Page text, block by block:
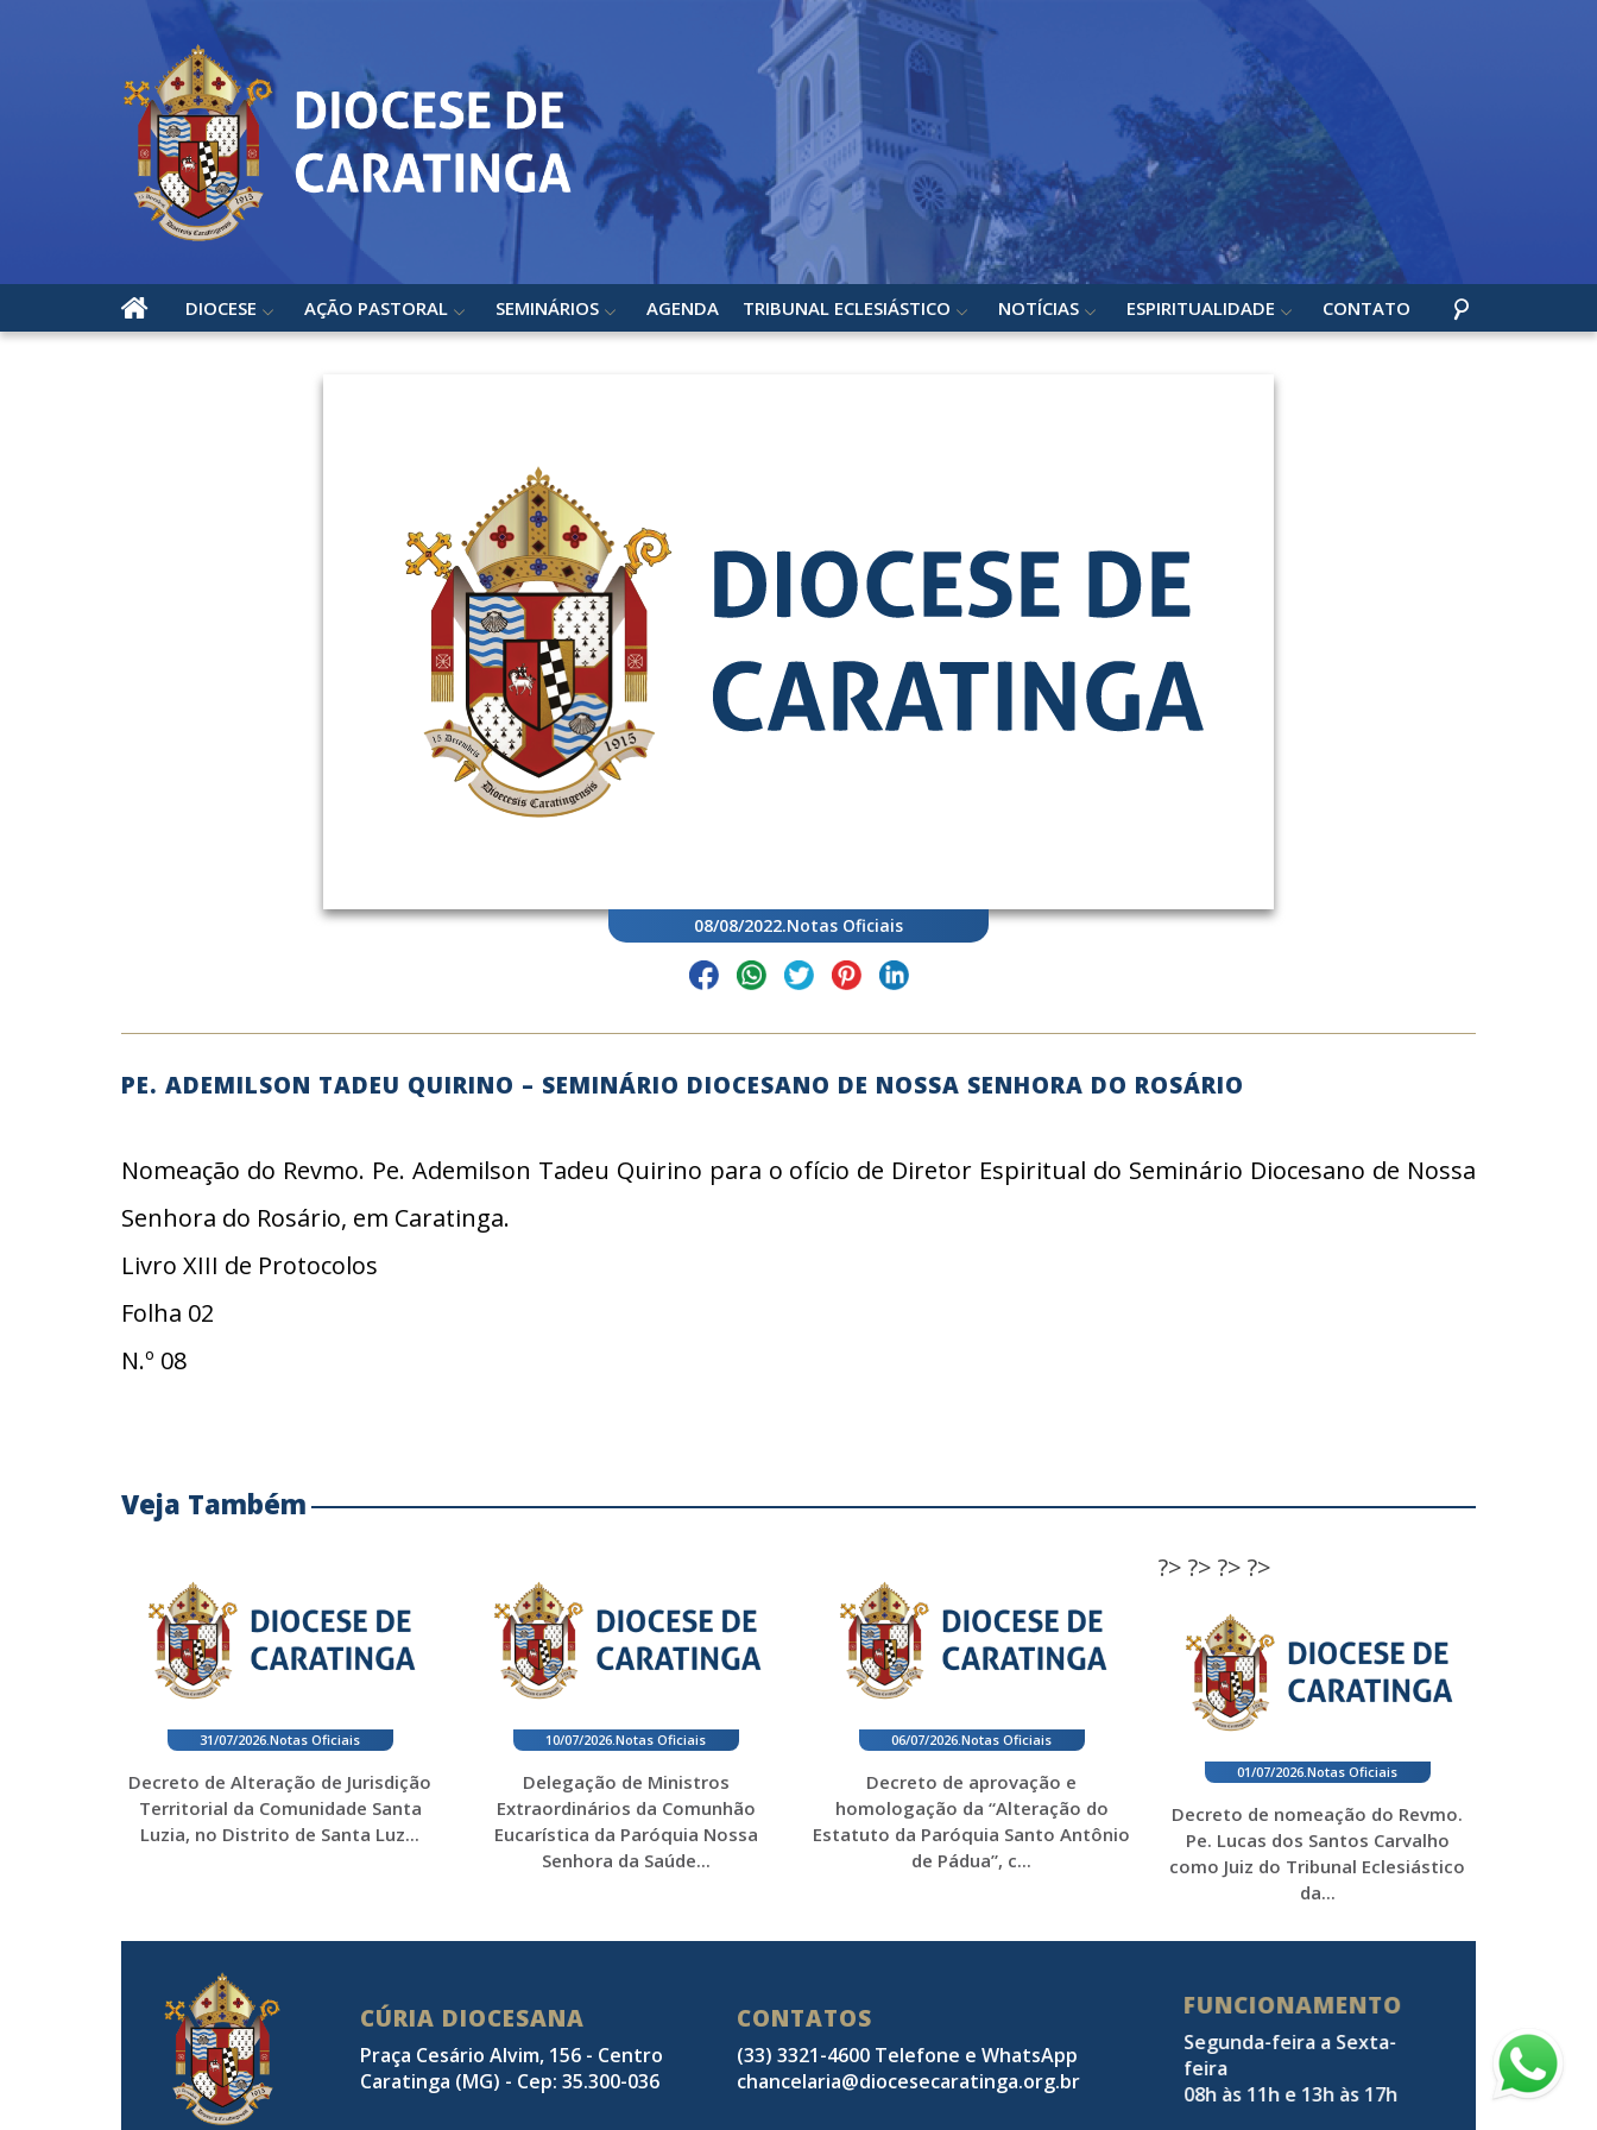
DIOCESE AÇÃO PASTORAL SEMINÁRIOS AGENDA TRIBUNAL ECLESIÁSTICO NOTÍCIAS ESPIRITUALIDADE CONTATO
08/08/2022.Notas Oficiais
PE. ADEMILSON TADEU QUIRINO – SEMINÁRIO DIOCESANO DE NOSSA SENHORA DO ROSÁRIO
Nomeação do Revmo. Pe. Ademilson Tadeu Quirino para o ofício de Diretor Espiritual do Seminário Diocesano de Nossa
Senhora do Rosário, em Caratinga.
Livro XIII de Protocolos
Folha 02
N.º 08
Veja Também
?>
31/07/2026.Notas Oficiais
Decreto de Alteração de Jurisdição
Territorial da Comunidade Santa
Luzia, no Distrito de Santa Luz...
?>
10/07/2026.Notas Oficiais
Delegação de Ministros
Extraordinários da Comunhão
Eucarística da Paróquia Nossa
Senhora da Saúde...
?>
06/07/2026.Notas Oficiais
Decreto de aprovação e
homologação da “Alteração do
Estatuto da Paróquia Santo Antônio
de Pádua”, c...
?>
01/07/2026.Notas Oficiais
Decreto de nomeação do Revmo.
Pe. Lucas dos Santos Carvalho
como Juiz do Tribunal Eclesiástico
da...
CÚRIA DIOCESANA
Praça Cesário Alvim, 156 - Centro
Caratinga (MG) - Cep: 35.300-036
CONTATOS
(33) 3321-4600 Telefone e WhatsApp
chancelaria@diocesecaratinga.org.br
FUNCIONAMENTO
Segunda-feira a Sexta-
feira
08h às 11h e 13h às 17h